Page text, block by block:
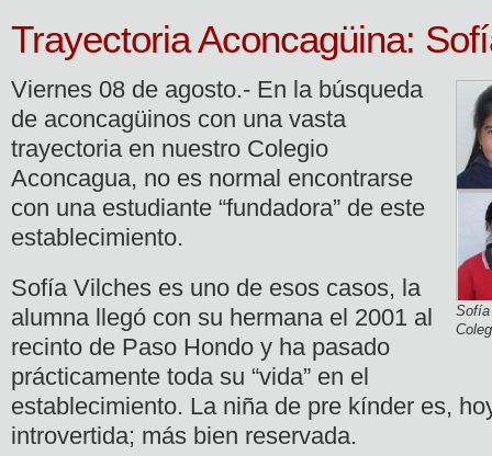
Trayectoria Aconcagüina:
Sofía
Viernes 08 de agosto.- En la búsqueda
de aconcagüinos con una vasta
trayectoria en nuestro Colegio
Aconcagua, no es normal encontrarse
con una estudiante “fundadora” de este
establecimiento.
Sofía Vilches es uno de esos casos, la
alumna llegó con su hermana el 2001 al
recinto de Paso Hondo y ha pasado
prácticamente toda su “vida” en el
establecimiento. La niña de pre kínder es,
introvertida; más bien reservada.